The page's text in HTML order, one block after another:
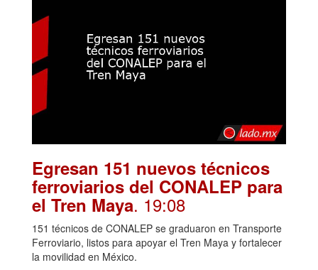
Egresan 151 nuevos técnicos
ferroviarios del CONALEP para
el Tren Maya. 19:08
151 técnicos de CONALEP se graduaron en Transporte
Ferroviario, listos para apoyar el Tren Maya y fortalecer
la movilidad en México.